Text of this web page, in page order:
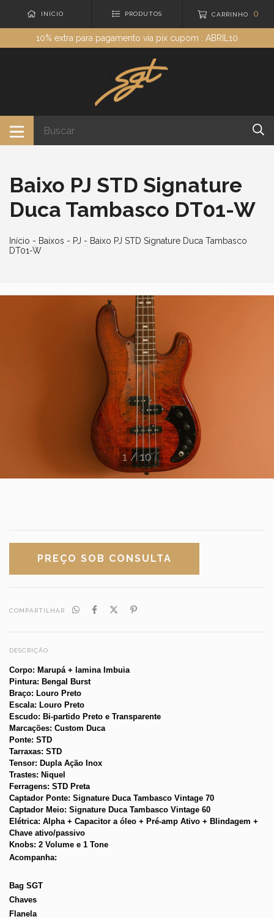
INÍCIO PRODUTOS CARRINHO 0
10% extra para pagamento via pix cupom : ABRIL10
Baixo PJ STD Signature
Duca Tambasco DT01-W
Início - Baixos - PJ - Baixo PJ STD Signature Duca Tambasco
DT01-W
1/10
COMPARTILHAR
DESCRIÇÃO
Corpo: Marupá + lamina Imbuia
Pintura: Bengal Burst
Braço: Louro Preto
Escala: Louro Preto
Escudo: Bi-partido Preto e Transparente
Marcações: Custom Duca
Ponte: STD
Tarraxas: STD
Tensor: Dupla Ação Inox
Trastes: Niquel
Ferragens: STD Preta
Captador Ponte: Signature Duca Tambasco Vintage 70
Captador Meio: Signature Duca Tambasco Vintage 60
Elétrica: Alpha + Capacitor a óleo + Pré-amp Ativo + Blindagem +
Chave ativo/passivo
Knobs: 2 Volume e 1 Tone
Acompanha:
Bag SGT
Chaves
Flanela